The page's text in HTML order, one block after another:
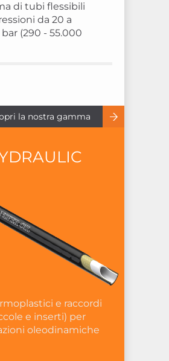
di tubi flessibili
da 20 a
(290 - 55.000
la nostra gamma
e raccordi
e inserti) per
oleodinamiche